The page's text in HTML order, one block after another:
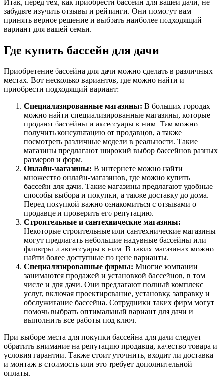
Итак, перед тем, как приобрести бассейн для вашей дачи, не
забудьте изучить отзывы и рейтинги. Они помогут вам
принять верное решение и выбрать наиболее подходящий
вариант для вашей семьи.
Где купить бассейн для дачи
Приобретение бассейна для дачи можно сделать в различных
местах. Вот несколько вариантов, где можно найти и
приобрести подходящий вариант:
Специализированные магазины: В больших городах
можно найти специализированные магазины, которые
продают бассейны и аксессуары к ним. Там можно
получить консультацию от продавцов, а также
посмотреть различные модели в реальности. Такие
магазины предлагают широкий выбор бассейнов разных
размеров и форм.
Онлайн-магазины: В интернете можно найти
множество онлайн-магазинов, где можно купить
бассейн для дачи. Такие магазины предлагают удобные
способы выбора и покупки, а также доставку до дома.
Перед покупкой важно ознакомиться с отзывами о
продавце и проверить его репутацию.
Строительные и сантехнические магазины:
Некоторые строительные или сантехнические магазины
могут предлагать небольшие надувные бассейны или
фильтры и аксессуары к ним. В таких магазинах можно
найти более доступные по цене варианты.
Специализированные фирмы: Многие компании
занимаются продажей и установкой бассейнов, в том
числе и для дачи. Они предлагают полный комплекс
услуг, включая проектирование, установку, заправку и
обслуживание бассейна. Сотрудники таких фирм могут
помочь выбрать оптимальный вариант для дачи и
выполнить все работы под ключ.
При выборе места для покупки бассейна для дачи следует
обратить внимание на репутацию продавца, качество товара и
условия гарантии. Также стоит уточнить, входит ли доставка
и монтаж в стоимость или это требует дополнительной
оплаты.